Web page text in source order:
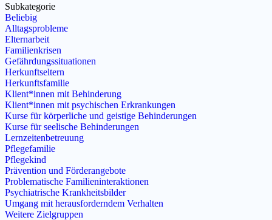
Subkategorie
Beliebig
Alltagsprobleme
Elternarbeit
Familienkrisen
Gefährdungssituationen
Herkunftseltern
Herkunftsfamilie
Klient*innen mit Behinderung
Klient*innen mit psychischen Erkrankungen
Kurse für körperliche und geistige Behinderungen
Kurse für seelische Behinderungen
Lernzeitenbetreuung
Pflegefamilie
Pflegekind
Prävention und Förderangebote
Problematische Familieninteraktionen
Psychiatrische Krankheitsbilder
Umgang mit herausforderndem Verhalten
Weitere Zielgruppen